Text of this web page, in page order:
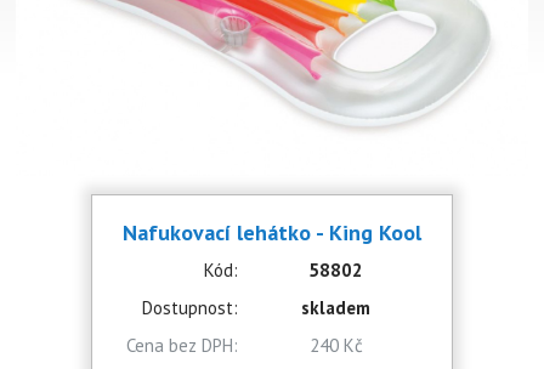
Nafukovací lehátko - King Kool
Kód:
58802
Dostupnost:
skladem
Cena bez DPH:
240 Kč